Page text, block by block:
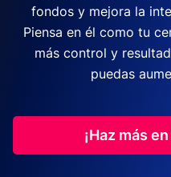
fondos y mejora la
Piensa en él como tu
más control y
puedas
¡Haz más